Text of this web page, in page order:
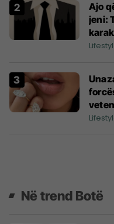
Ajo
jeni:
Në trend Botë